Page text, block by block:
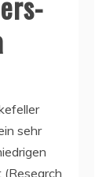
sehr